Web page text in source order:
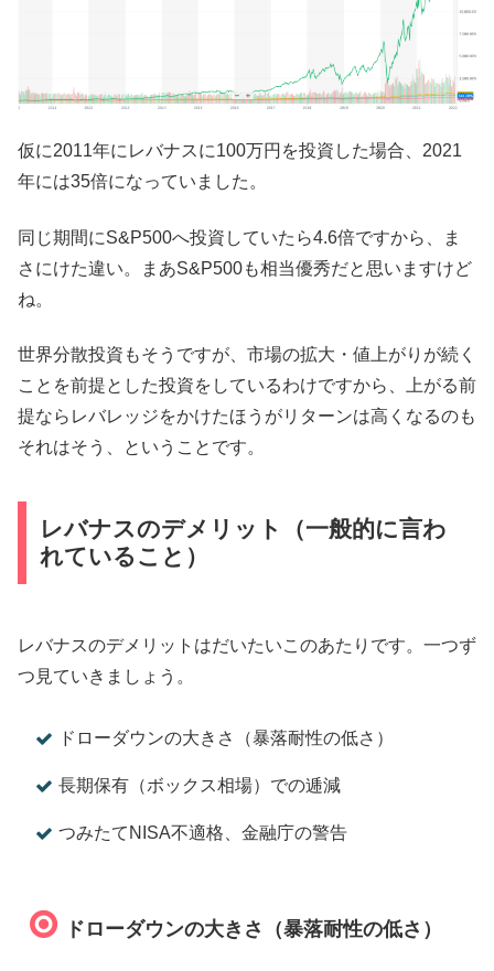
仮に2011年にレバナスに100万円を投資した場合、2021
年には35倍になっていました。
同じ期間にS&P500へ投資していたら4.6倍ですから、ま
さにけた違い。まあS&P500も相当優秀だと思いますけど
ね。
世界分散投資もそうですが、市場の拡大・値上がりが続く
ことを前提とした投資をしているわけですから、上がる前
提ならレバレッジをかけたほうがリターンは高くなるのも
それはそう、ということです。
レバナスのデメリット（一般的に言わ
れていること）
レバナスのデメリットはだいたいこのあたりです。一つず
つ見ていきましょう。
ドローダウンの大きさ（暴落耐性の低さ）
長期保有（ボックス相場）での逓減
つみたてNISA不適格、金融庁の警告
ドローダウンの大きさ（暴落耐性の低さ）